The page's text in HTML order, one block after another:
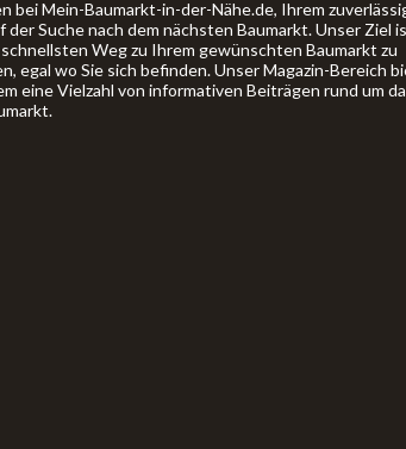
bei Mein-Baumarkt-in-der-Nähe.de, Ihrem
der Suche nach dem nächsten Baumarkt. Unser Ziel
Weg zu Ihrem gewünschten Baumarkt zu
egal wo Sie sich befinden. Unser Magazin-Bereich
eine Vielzahl von informativen Beiträgen rund um